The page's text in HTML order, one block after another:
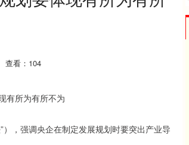
查看：104
，强调央企在制定发展规划时要突出产业导